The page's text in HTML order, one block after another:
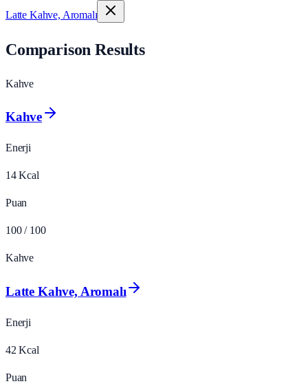
Latte Kahve, Aromalı
Comparison Results
Kahve
Kahve
Enerji
14 Kcal
Puan
100 / 100
Kahve
Latte Kahve, Aromalı
Enerji
42 Kcal
Puan